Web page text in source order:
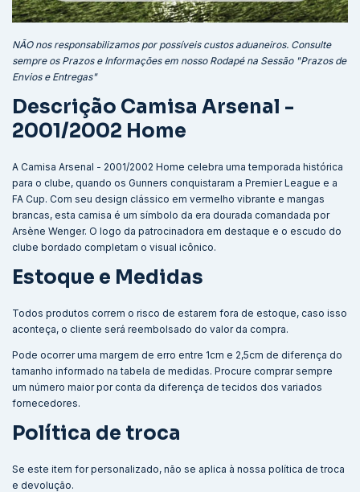
NÃO nos responsabilizamos por possíveis custos aduaneiros. Consulte
sempre os Prazos e Informações em nosso Rodapé na Sessão "Prazos de
Envios e Entregas"
Descrição Camisa Arsenal -
2001/2002 Home
A Camisa Arsenal - 2001/2002 Home celebra uma temporada histórica
para o clube, quando os Gunners conquistaram a Premier League e a
FA Cup. Com seu design clássico em vermelho vibrante e mangas
brancas, esta camisa é um símbolo da era dourada comandada por
Arsène Wenger. O logo da patrocinadora em destaque e o escudo do
clube bordado completam o visual icônico.
Estoque e Medidas
Todos produtos correm o risco de estarem fora de estoque, caso isso
aconteça, o cliente será reembolsado do valor da compra.
Pode ocorrer uma margem de erro entre 1cm e 2,5cm de diferença do
tamanho informado na tabela de medidas. Procure comprar sempre
um número maior por conta da diferença de tecidos dos variados
fornecedores.
Política de troca
Se este item for personalizado, não se aplica à nossa política de troca
e devolução.